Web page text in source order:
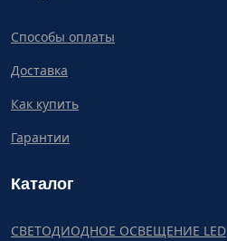
Способы оплаты
Доставка
Как купить
Гарантии
Каталог
СВЕТОДИОДНОЕ ОСВЕЩЕНИЕ LED